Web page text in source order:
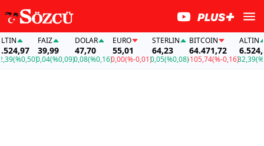
(%0,50)
FAİZ
39,99
0,04(%0,09)
DOLAR
47,70
0,08(%0,16)
EURO
55,01
0,00(%-0,01)
STERLIN
64,23
0,05(%0,08)
BITCOIN
64.471,72
-105,74(%-0,16)
ALTIN
6.524,97
32,39